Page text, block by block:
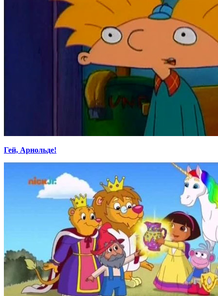
Гей, Арнольде!